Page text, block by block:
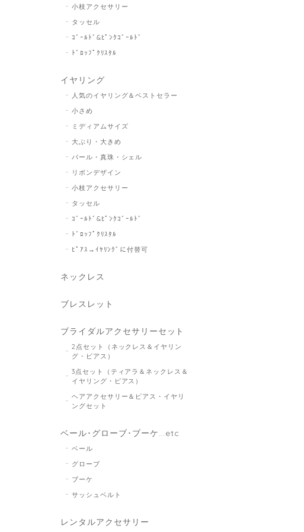
小枝アクセサリー
タッセル
ｺﾞｰﾙﾄﾞ&ﾋﾟﾝｸｺﾞｰﾙﾄﾞ
ﾄﾞﾛｯﾌﾟｸﾘｽﾀﾙ
イヤリング
人気のイヤリング＆ベストセラー
小さめ
ミディアムサイズ
大ぶり・大きめ
パール・真珠・シェル
リボンデザイン
小枝アクセサリー
タッセル
ｺﾞｰﾙﾄﾞ&ﾋﾟﾝｸｺﾞｰﾙﾄﾞ
ﾄﾞﾛｯﾌﾟｸﾘｽﾀﾙ
ﾋﾟｱｽ→ｲﾔﾘﾝｸﾞに付替可
ネックレス
ブレスレット
ブライダルアクセサリーセット
2点セット（ネックレス＆イヤリン
グ・ピアス）
3点セット（ティアラ＆ネックレス＆
イヤリング・ピアス）
ヘアアクセサリー＆ピアス・イヤリ
ングセット
ベール･グローブ･ブーケ...etc
ベール
グローブ
ブーケ
サッシュベルト
レンタルアクセサリー